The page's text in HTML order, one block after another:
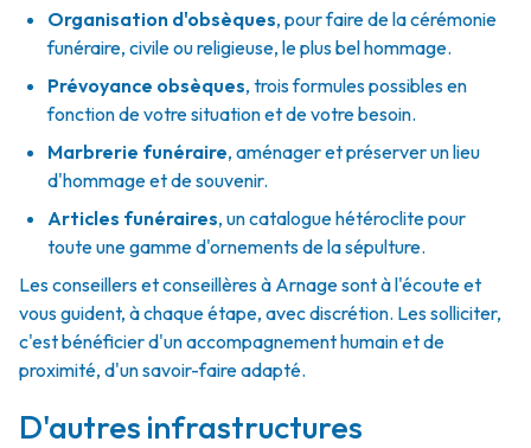
Organisation d'obsèques, pour faire de la cérémonie
funéraire, civile ou religieuse, le plus bel hommage.
Prévoyance obsèques, trois formules possibles en
fonction de votre situation et de votre besoin.
Marbrerie funéraire, aménager et préserver un lieu
d'hommage et de souvenir.
Articles funéraires, un catalogue hétéroclite pour
toute une gamme d'ornements de la sépulture.
Les conseillers et conseillères à Arnage sont à l'écoute et
vous guident, à chaque étape, avec discrétion. Les solliciter,
c'est bénéficier d'un accompagnement humain et de
proximité, d'un savoir-faire adapté.
D'autres infrastructures